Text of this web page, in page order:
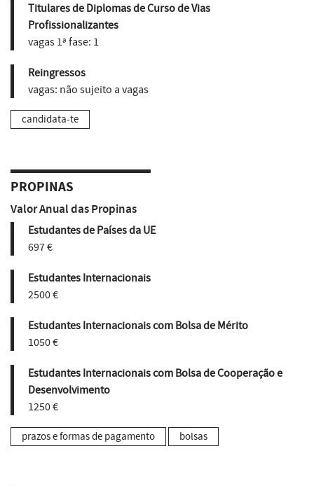
Titulares de Diplomas de Curso de Vias
Profissionalizantes
vagas 1ª fase: 1
Reingressos
vagas: não sujeito a vagas
candidata-te
PROPINAS
Valor Anual das Propinas
Estudantes de Países da UE
697 €
Estudantes Internacionais
2500 €
Estudantes Internacionais com Bolsa de Mérito
1050 €
Estudantes Internacionais com Bolsa de Cooperação e
Desenvolvimento
1250 €
prazos e formas de pagamento bolsas